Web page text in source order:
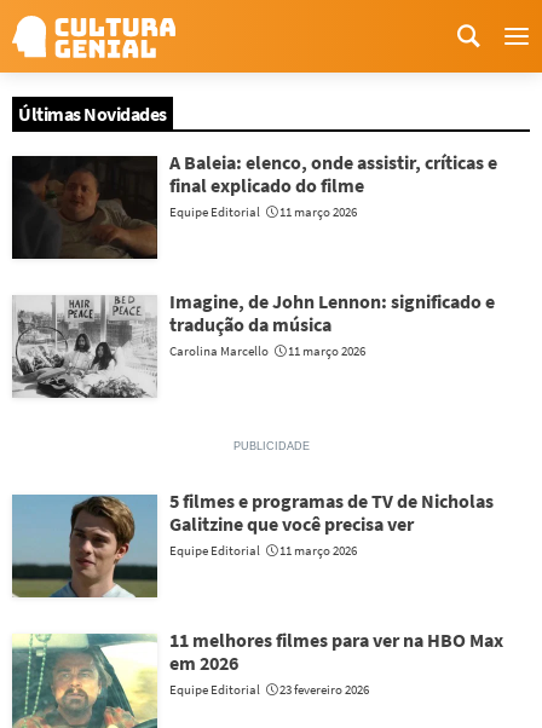
Últimas Novidades
A Baleia: elenco, onde assistir, críticas e
final explicado do filme
Equipe Editorial 11 março 2026
Imagine, de John Lennon: significado e
tradução da música
Carolina Marcello 11 março 2026
5 filmes e programas de TV de Nicholas
Galitzine que você precisa ver
Equipe Editorial 11 março 2026
11 melhores filmes para ver na HBO Max
em 2026
Equipe Editorial 23 fevereiro 2026